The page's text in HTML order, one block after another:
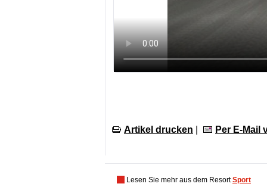
Artikel drucken Per E-Mail
Lesen Sie mehr aus dem ResortSport